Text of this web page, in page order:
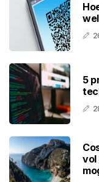
5
vol